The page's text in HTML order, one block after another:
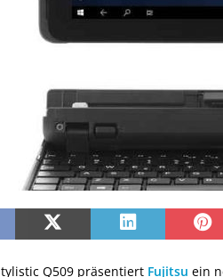
Q509 präsentiert Fujitsu ein